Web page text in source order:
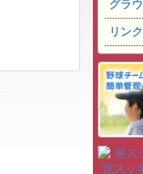
グラ
リン